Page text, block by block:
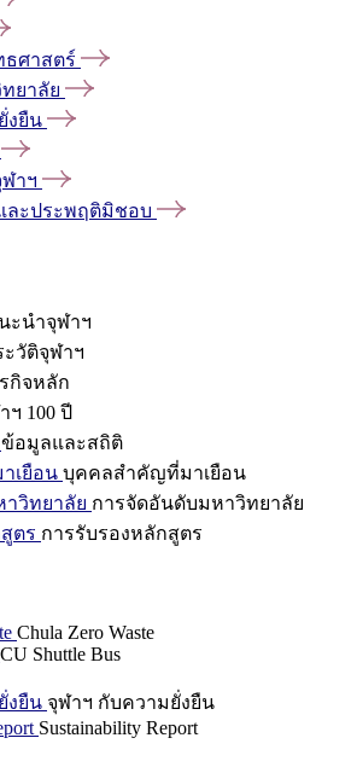
ศาสตร์
ยาลัย
งยืน
าฯ
ละประพฤติมิชอบ
ะนำจุฬาฯ
ะวัติจุฬาฯ
กิจหลัก
ฯ 100 ปี
ข้อมูลและสถิติ
เยือน บุคคลสำคัญที่มาเยือน
วิทยาลัย การจัดอันดับมหาวิทยาลัย
ตร การรับรองหลักสูตร
Chula Zero Waste
CU Shuttle Bus
งยืน จุฬาฯ กับความยั่งยืน
Sustainability Report